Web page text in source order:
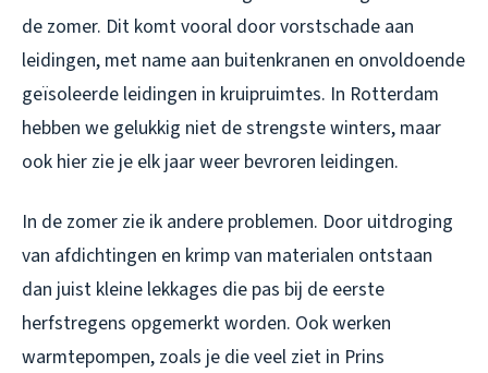
de zomer. Dit komt vooral door vorstschade aan
leidingen, met name aan buitenkranen en onvoldoende
geïsoleerde leidingen in kruipruimtes. In Rotterdam
hebben we gelukkig niet de strengste winters, maar
ook hier zie je elk jaar weer bevroren leidingen.
In de zomer zie ik andere problemen. Door uitdroging
van afdichtingen en krimp van materialen ontstaan
dan juist kleine lekkages die pas bij de eerste
herfstregens opgemerkt worden. Ook werken
warmtepompen, zoals je die veel ziet in Prins